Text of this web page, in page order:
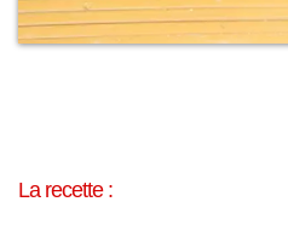
La recette :